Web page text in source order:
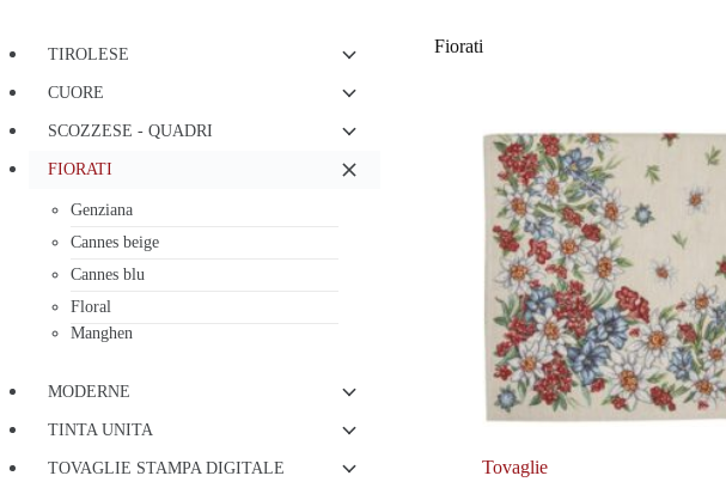
Fiorati
Tovaglie
TIROLESE
CUORE
SCOZZESE - QUADRI
FIORATI
Genziana
Cannes beige
Cannes blu
Floral
Manghen
MODERNE
TINTA UNITA
TOVAGLIE STAMPA DIGITALE